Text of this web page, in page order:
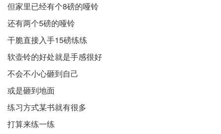
但家里已经有个8磅的哑铃
还有两个5磅的哑铃
干脆直接入手15磅练练
软壶铃的好处就是手感很好
不会不小心砸到自己
或是砸到地面
练习方式某书就有很多
打算来练一练